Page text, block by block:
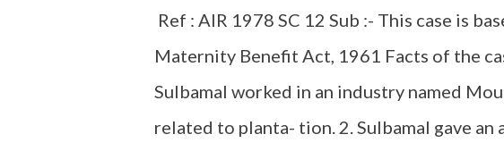
Ref : AIR 1978 SC 12 Sub :- This case is
Maternity Benefit Act, 1961 Facts of the
Sulbamal worked in an industry named
related to planta- tion. 2. Sulbamal gave